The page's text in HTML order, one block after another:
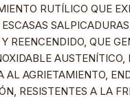
RUTÍLICO QUE
REENCENDIDO, QUE
AUSTENÍTICO,
AL AGRIETAMIENTO,
RESISTENTES A LA